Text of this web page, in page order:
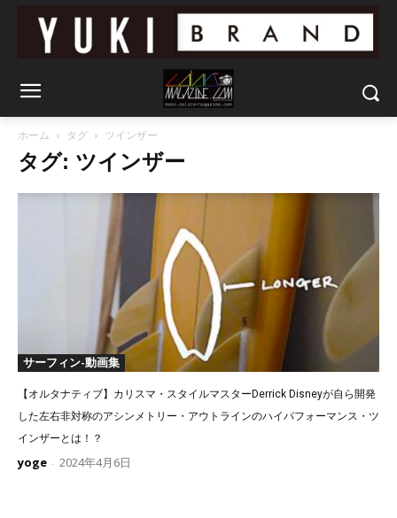
ホーム タグ ツインザー
タグ: ツインザー
サーフィン-動画集
【オルタナティブ】カリスマ・スタイルマスターDerrick Disneyが自ら開発
した左右非対称のアシンメトリー・アウトラインのハイパフォーマンス・ツ
インザーとは！？
yoge - 2024年4月6日